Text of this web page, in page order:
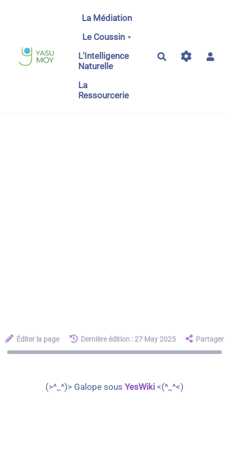
Aller au contenu principal
La Médiation
Le Coussin
L'Intelligence
Naturelle
La
Ressourcerie
Rechercher
Éditer la page Dernière édition : 27 May 2025 Partager
(>^_^)> Galope sous YesWiki <(^_^<)